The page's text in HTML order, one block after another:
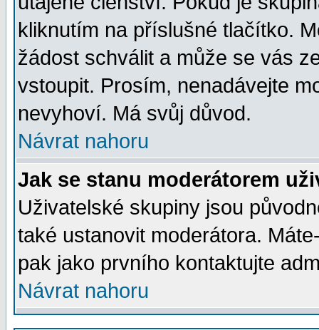
kliknutím na příslušné tlačítko.
žádost schválit a může se vás
vstoupit. Prosím, nenadávejte
nevyhoví. Má svůj důvod.
Návrat nahoru
Jak se stanu moderátorem
Uživatelské skupiny jsou
také ustanovit moderátora.
pak jako prvního kontaktujte
Návrat nahoru